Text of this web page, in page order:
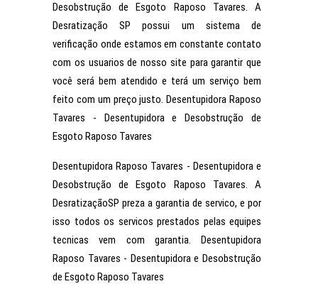
Desobstrução de Esgoto Raposo Tavares. A
Desratização SP possui um sistema de
verificação onde estamos em constante contato
com os usuarios de nosso site para garantir que
você será bem atendido e terá um serviço bem
feito com um preço justo. Desentupidora Raposo
Tavares - Desentupidora e Desobstrução de
Esgoto Raposo Tavares
Desentupidora Raposo Tavares - Desentupidora e
Desobstrução de Esgoto Raposo Tavares. A
DesratizaçãoSP preza a garantia de servico, e por
isso todos os servicos prestados pelas equipes
tecnicas vem com garantia. Desentupidora
Raposo Tavares - Desentupidora e Desobstrução
de Esgoto Raposo Tavares